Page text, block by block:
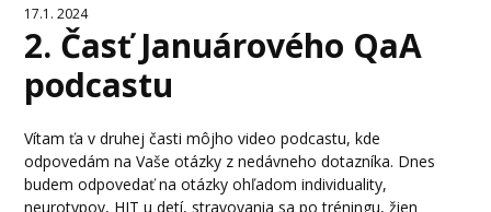
17.1. 2024
2. Časť Januárového QaA
podcastu
Vítam ťa v druhej časti môjho video podcastu, kde
odpovedám na Vaše otázky z nedávneho dotazníka. Dnes
budem odpovedať na otázky ohľadom individuality,
neurotypov, HIT u detí, stravovania sa po tréningu, žien